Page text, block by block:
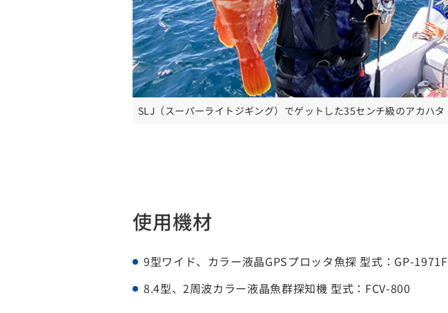
SLJ（スーパーライトジギング）でゲットした35センチ級のアカハタ
使用機材
9型ワイド、カラー液晶GPSプロッタ魚探 型式：GP-1971F
8.4型、2周波カラー液晶魚群探知機 型式：FCV-800